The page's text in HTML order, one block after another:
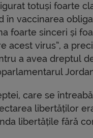
totuși foarte
în vaccinarea
foarte sinceri și
acest virus”, a
a avea dreptul
care se
libertăților
libertățile fără